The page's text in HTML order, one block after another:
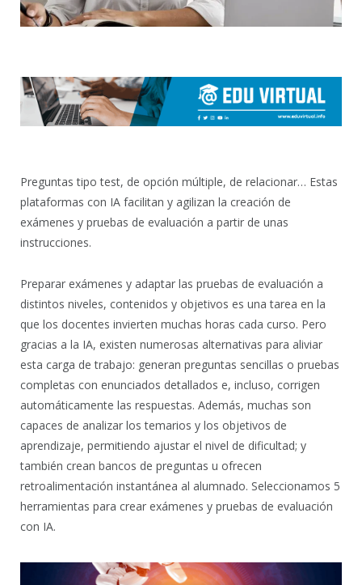
Preguntas tipo test, de opción múltiple, de relacionar… Estas
plataformas con IA facilitan y agilizan la creación de
exámenes y pruebas de evaluación a partir de unas
instrucciones.
Preparar exámenes y adaptar las pruebas de evaluación a
distintos niveles, contenidos y objetivos es una tarea en la
que los docentes invierten muchas horas cada curso. Pero
gracias a la IA, existen numerosas alternativas para aliviar
esta carga de trabajo: generan preguntas sencillas o pruebas
completas con enunciados detallados e, incluso, corrigen
automáticamente las respuestas. Además, muchas son
capaces de analizar los temarios y los objetivos de
aprendizaje, permitiendo ajustar el nivel de dificultad; y
también crean bancos de preguntas u ofrecen
retroalimentación instantánea al alumnado. Seleccionamos 5
herramientas para crear exámenes y pruebas de evaluación
con IA.